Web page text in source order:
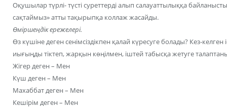
Оқушылар түрлі- түсті суреттерді алып салауаттылыққа
сақтаймыз» атты тақырыпқа коллаж жасайды.
Өміршеңдік ережелері.
Өз күшіне деген сенімсіздікпен қалай күресуге болады? Кез-келген
иығыңды тіктеп, жарқын көңілмен, іштей табысқа жетуге
Жігер деген – Мен
Күш деген – Мен
Махаббат деген – Мен
Кешірім деген – Мен